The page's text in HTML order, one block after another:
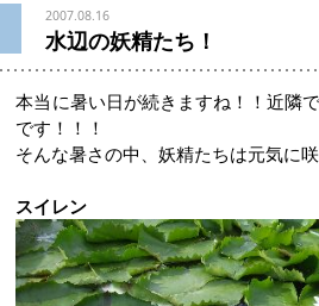
2007.08.16
水辺の妖精たち！
本当に暑い日が続きますね！！近隣
です！！！
そんな暑さの中、妖精たちは元気に
スイレン